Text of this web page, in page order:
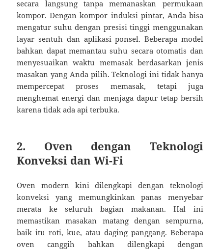
secara langsung tanpa memanaskan permukaan
kompor. Dengan kompor induksi pintar, Anda bisa
mengatur suhu dengan presisi tinggi menggunakan
layar sentuh dan aplikasi ponsel. Beberapa model
bahkan dapat memantau suhu secara otomatis dan
menyesuaikan waktu memasak berdasarkan jenis
masakan yang Anda pilih. Teknologi ini tidak hanya
mempercepat proses memasak, tetapi juga
menghemat energi dan menjaga dapur tetap bersih
karena tidak ada api terbuka.
2. Oven dengan Teknologi
Konveksi dan Wi-Fi
Oven modern kini dilengkapi dengan teknologi
konveksi yang memungkinkan panas menyebar
merata ke seluruh bagian makanan. Hal ini
memastikan masakan matang dengan sempurna,
baik itu roti, kue, atau daging panggang. Beberapa
oven canggih bahkan dilengkapi dengan